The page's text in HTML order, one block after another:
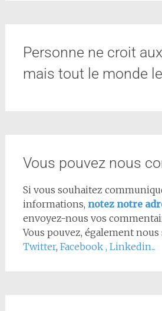
Personne ne croit
mais tout le monde
Vous pouvez nous
Si vous souhaitez
informations, notez notre
envoyez-nous vos
Vous pouvez, également
Twitter, Facebook , Linkedin...